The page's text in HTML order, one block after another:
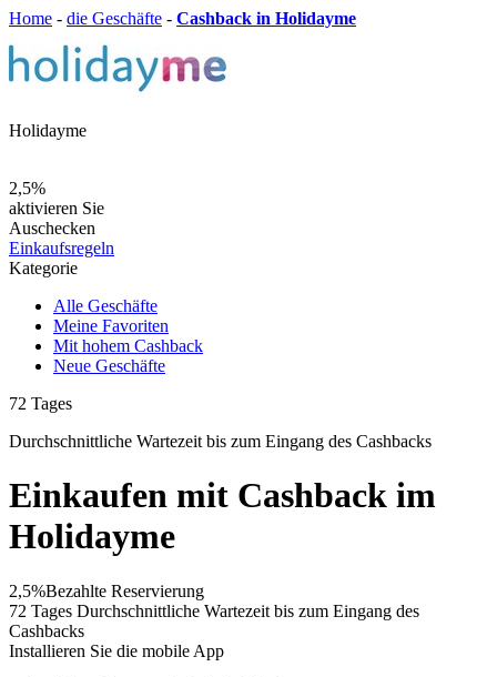
Home - die Geschäfte - Cashback in Holidayme
Holidayme
2,5%
aktivieren Sie
Auschecken
Einkaufsregeln
Kategorie
Alle Geschäfte
Meine Favoriten
Mit hohem Cashback
Neue Geschäfte
72 Tages
Durchschnittliche Wartezeit bis zum Eingang des Cashbacks
Einkaufen mit Cashback im
Holidayme
2,5%Bezahlte Reservierung
72 Tages Durchschnittliche Wartezeit bis zum Eingang des
Cashbacks
Installieren Sie die mobile App